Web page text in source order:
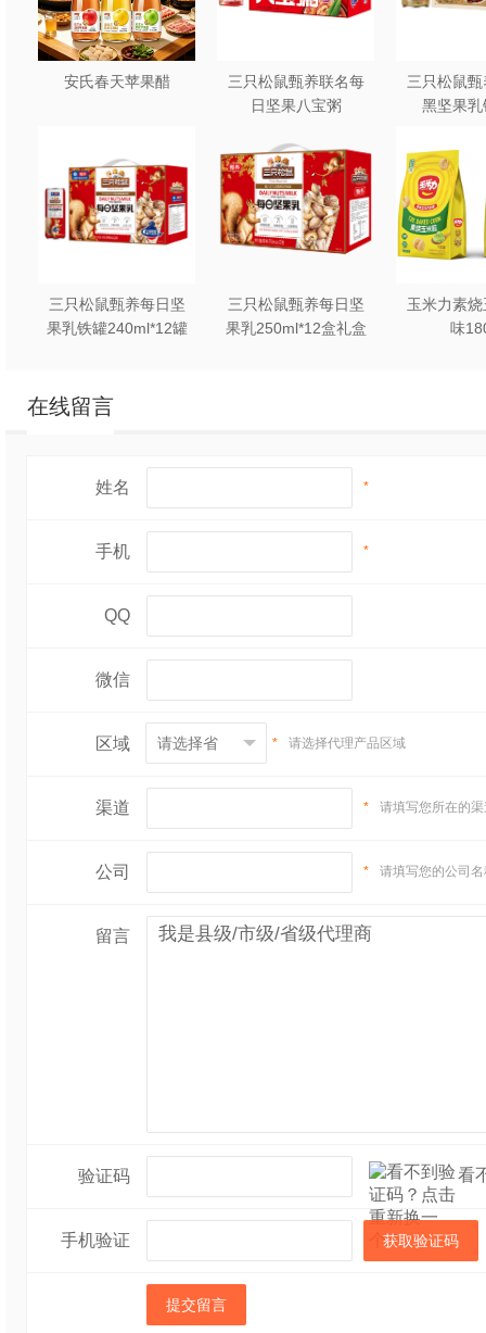
配料：水、山梨糖
粉、速溶茉莉花茶
菇）、百香果汁粉
梨果仙人掌、陈皮
食用限量：低聚木
不适宜人群：婴幼儿
贮藏方法：密闭、
保质期：12个月
安氏春天苹果醋
三只松鼠甄养联名每
日坚果八宝粥
三只松鼠
黑坚果乳
三只松鼠甄养每日坚
果乳铁罐240ml*12罐
三只松鼠甄养每日坚
果乳250ml*12盒礼盒
玉米力素
味
在线留言
姓名 *
手机 *
QQ
微信
区域 * 请选择代理产品区域
渠道 * 请填写您所在的
公司 * 请填写您的公司
留言
验证码 看
手机验证 获取验证码
提交留言